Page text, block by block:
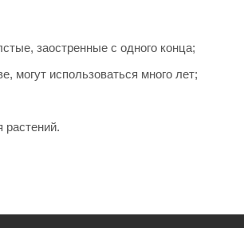
заостренные с одного конца;
могут использоваться много лет;
растений.